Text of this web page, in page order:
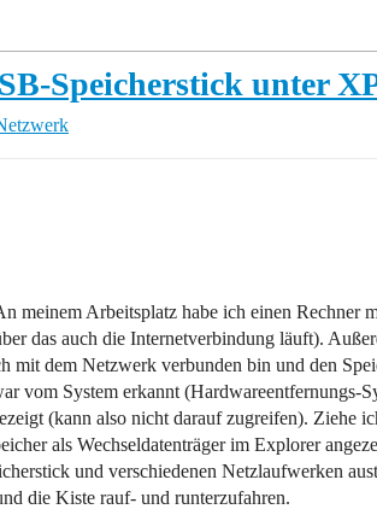
Speicherstick unter
meinem Arbeitsplatz habe ich einen Rechner
das auch die Internetverbindung läuft).
mit dem Netzwerk verbunden bin und den
vom System erkannt (Hardwareentfernungs-
(kann also nicht darauf zugreifen). Ziehe
als Wechseldatenträger im Explorer
und verschiedenen Netzlaufwerken
die Kiste rauf- und runterzufahren.